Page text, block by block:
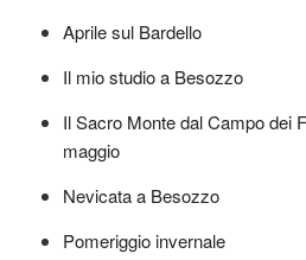
Aprile sul Bardello
Il mio studio a Besozzo
Il Sacro Monte dal Campo dei
maggio
Nevicata a Besozzo
Pomeriggio invernale